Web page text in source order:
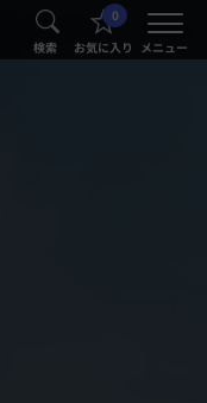
検索
0
お気に入り メニュー
®